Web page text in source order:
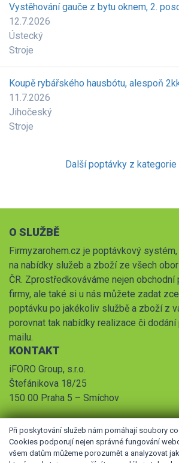
Vystěhování gauče z bytu oknem, 2.
12.7.2026
Ústecký
Stroje
Koupě rybářského hausbótu, alespoň
11.7.2026
Jihočeský
Stroje
Další poptávky z kategorie
O SLUŽBĚ
Firmyzarohem.cz je poptávkový
na nabídky služeb a zboží ze všech
ČR. Zprostředkováváme nejen
firmy, ale také si u nás můžete zadat
poptávku po jakékoliv službě a zboží z
porovnat tak nabídky realizace či
mailu.
KONTAKT
iFORO Group, s.r.o.
Štefánikova 18/25
150 00 Praha 5 – Smíchov
Při poskytování služeb nám pomáhají soubory
Cookies podporují nejen správné fungování
všem datům můžeme porozumět a analyzovat